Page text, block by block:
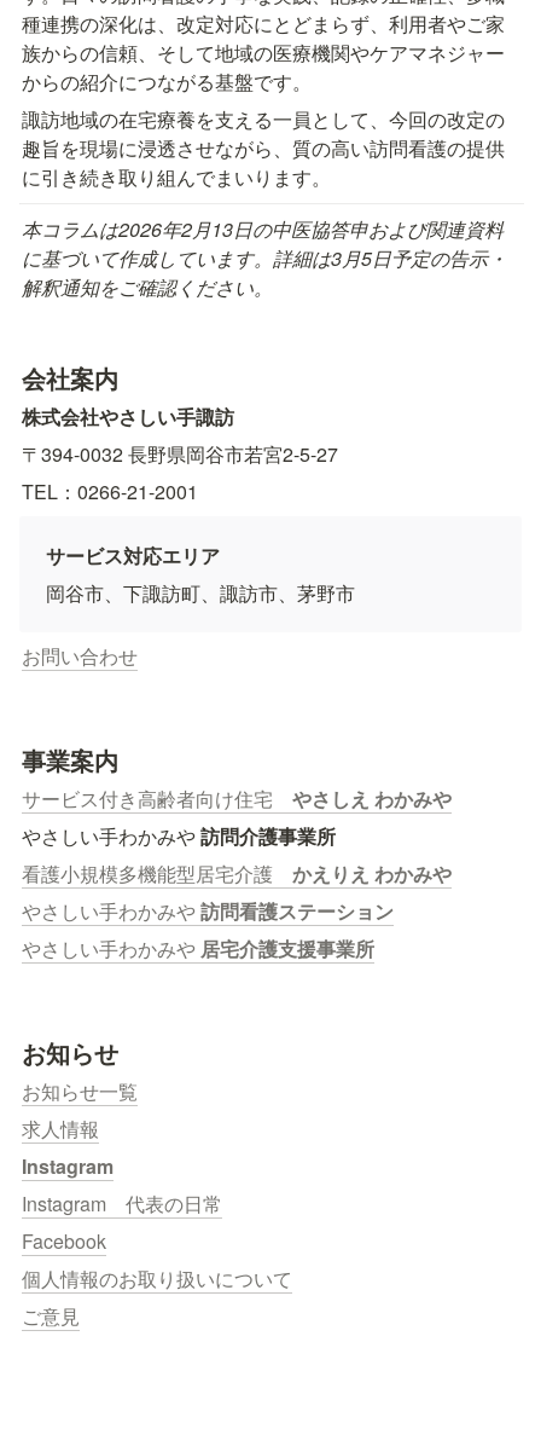
種連携の深化は、改定対応にとどまらず、利用者やご家
族からの信頼、そして地域の医療機関やケアマネジャー
からの紹介につながる基盤です。
諏訪地域の在宅療養を支える一員として、今回の改定の
趣旨を現場に浸透させながら、質の高い訪問看護の提供
に引き続き取り組んでまいります。
本コラムは2026年2月13日の中医協答申および関連資料
に基づいて作成しています。詳細は3月5日予定の告示・
解釈通知をご確認ください。
会社案内
株式会社やさしい手諏訪
〒394-0032 長野県岡谷市若宮2-5-27
TEL：0266-21-2001
サービス対応エリア
岡谷市、下諏訪町、諏訪市、茅野市
お問い合わせ
事業案内
サービス付き高齢者向け住宅 やさしえ わかみや
やさしい手わかみや 訪問介護事業所
看護小規模多機能型居宅介護 かえりえ わかみや
やさしい手わかみや 訪問看護ステーション
やさしい手わかみや 居宅介護支援事業所
お知らせ
お知らせ一覧
求人情報
Instagram
Instagram　代表の日常
Facebook
個人情報のお取り扱いについて
ご意見